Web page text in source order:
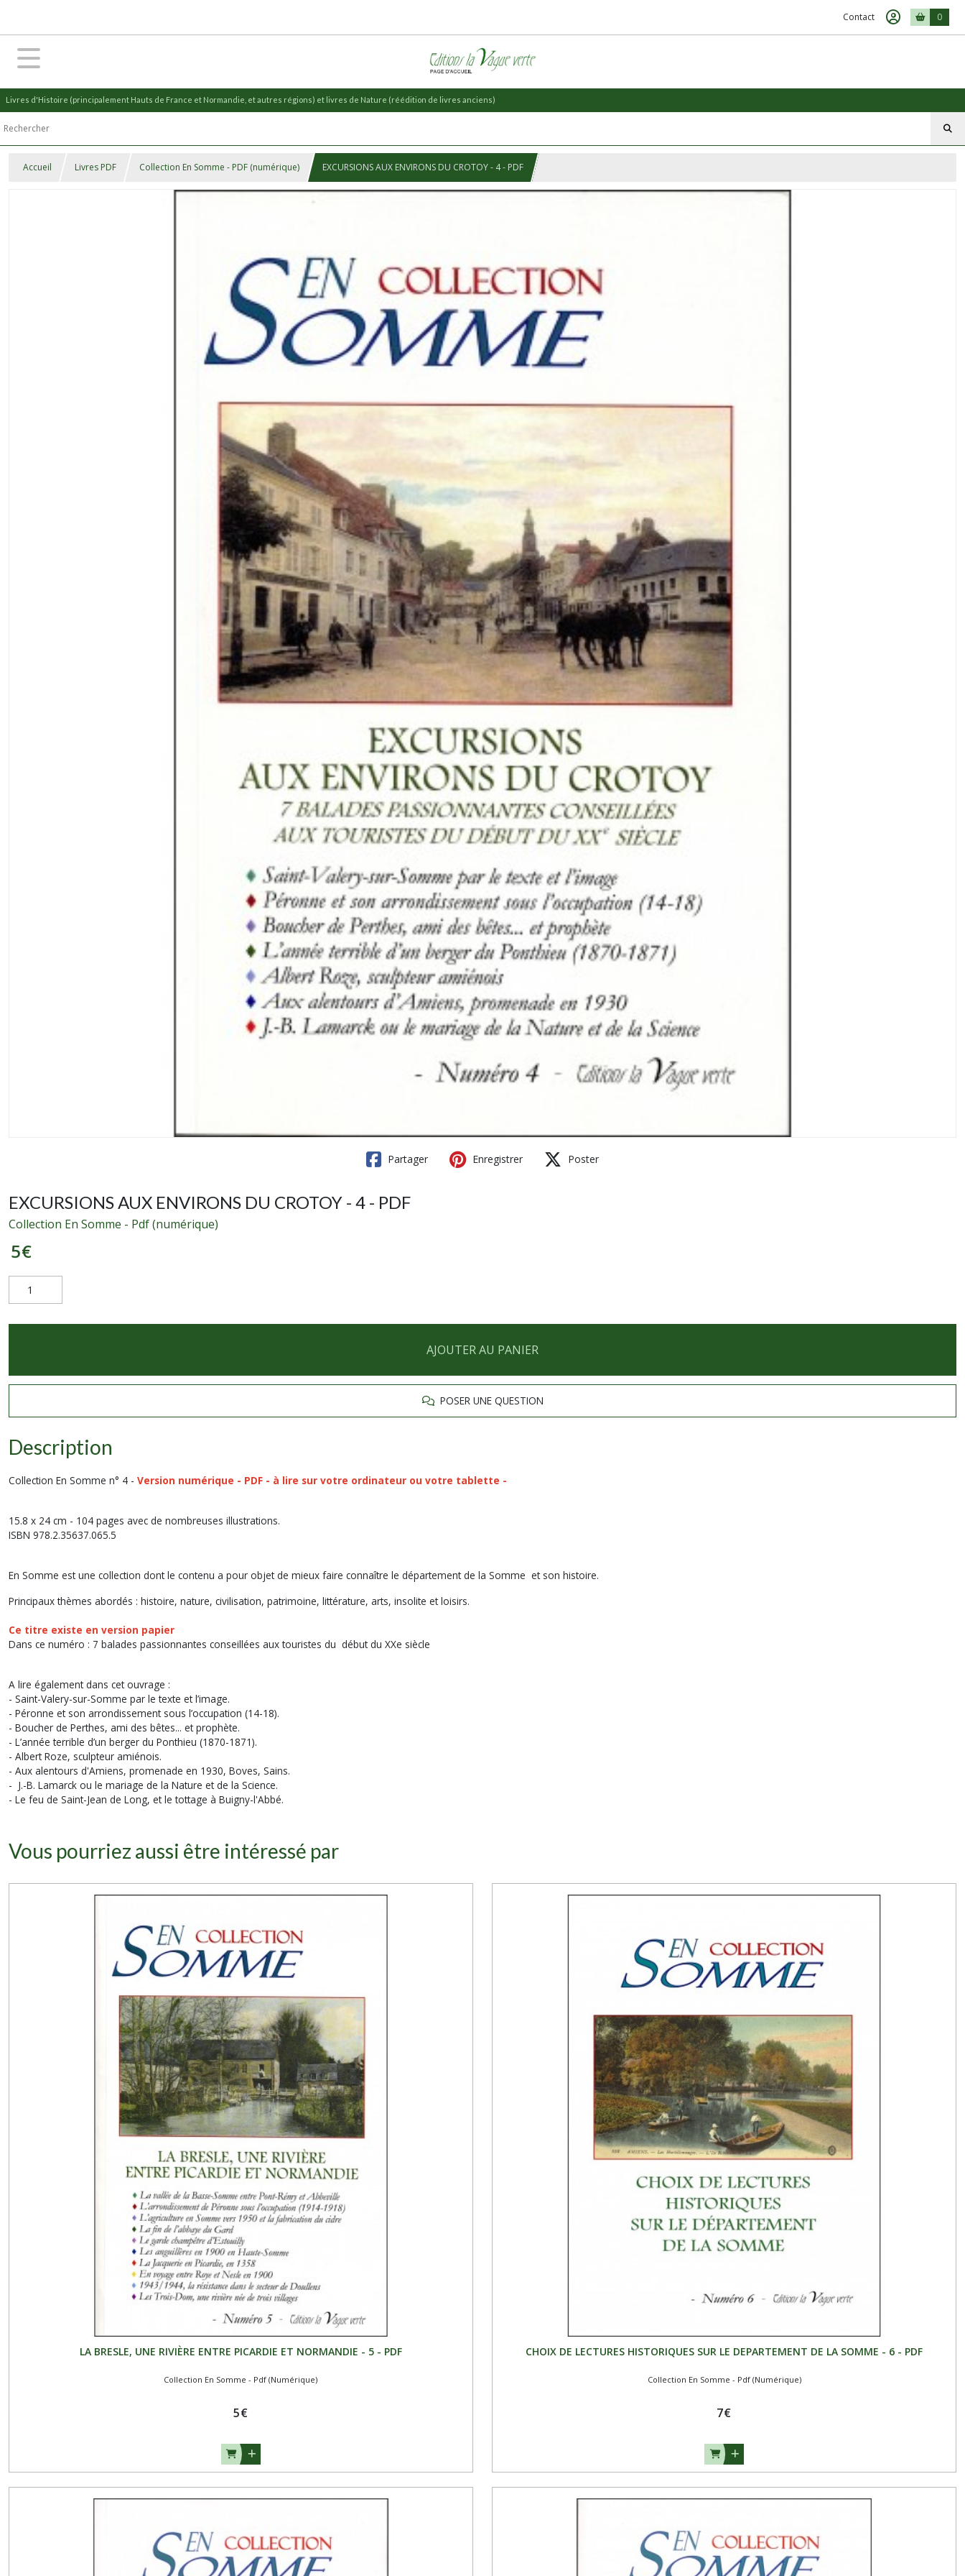
Contact 0
Livres d'Histoire (principalement Hauts de France et Normandie, et autres régions) et livres de Nature (réédition de livres anciens)
Accueil Livres PDF Collection En Somme - PDF (numérique) EXCURSIONS AUX ENVIRONS DU CROTOY - 4 - PDF
Partager Enregistrer Poster
EXCURSIONS AUX ENVIRONS DU CROTOY - 4 - PDF
Collection En Somme - Pdf (numérique)
5€
AJOUTER AU PANIER
POSER UNE QUESTION
Description
Collection En Somme n° 4 - Version numérique - PDF - à lire sur votre ordinateur ou votre tablette -
15.8 x 24 cm - 104 pages avec de nombreuses illustrations.
ISBN 978.2.35637.065.5
En Somme est une collection dont le contenu a pour objet de mieux faire connaître le département de la Somme et son histoire.
Principaux thèmes abordés : histoire, nature, civilisation, patrimoine, littérature, arts, insolite et loisirs.
Ce titre existe en version papier
Dans ce numéro : 7 balades passionnantes conseillées aux touristes du début du XXe siècle
A lire également dans cet ouvrage :
- Saint-Valery-sur-Somme par le texte et l’image.
- Péronne et son arrondissement sous l’occupation (14-18).
- Boucher de Perthes, ami des bêtes... et prophète.
- L’année terrible d’un berger du Ponthieu (1870-1871).
- Albert Roze, sculpteur amiénois.
- Aux alentours d'Amiens, promenade en 1930, Boves, Sains.
- J.-B. Lamarck ou le mariage de la Nature et de la Science.
- Le feu de Saint-Jean de Long, et le tottage à Buigny-l'Abbé.
Vous pourriez aussi être intéressé par
LA BRESLE, UNE RIVIÈRE ENTRE PICARDIE ET NORMANDIE - 5 - PDF
Collection En Somme - Pdf (Numérique)
5€
CHOIX DE LECTURES HISTORIQUES SUR LE DEPARTEMENT DE LA SOMME - 6 - PDF
Collection En Somme - Pdf (Numérique)
7€